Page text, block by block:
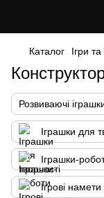
Каталог Ігри
Розвиваючі
Іграшки для
Іграшки-
Ігрові намети